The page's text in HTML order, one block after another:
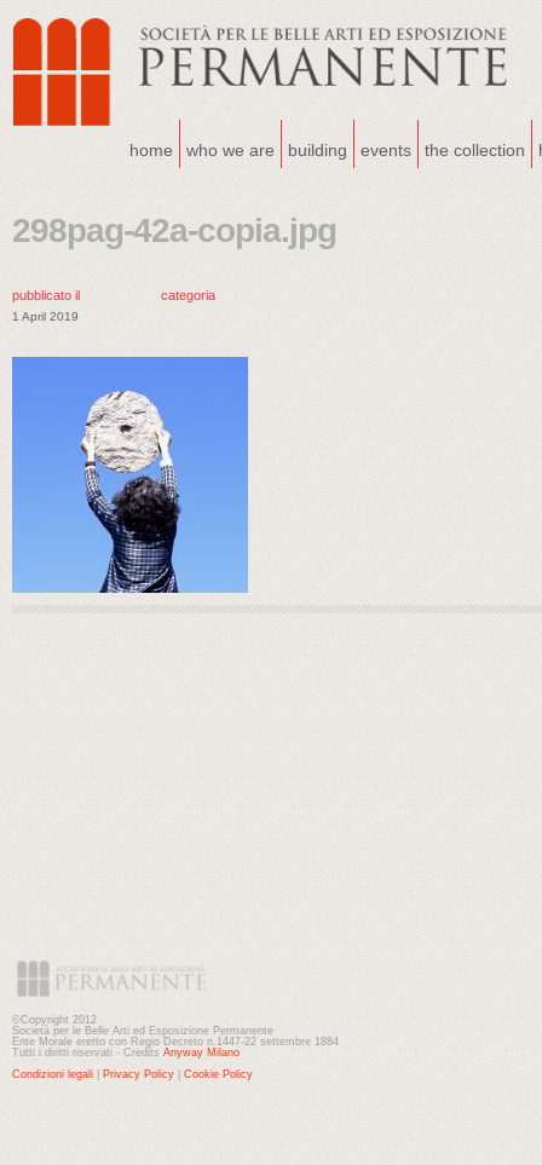
home who we are building events the collection
298pag-42a-copia.jpg
pubblicato il
1 April 2019
categoria
©Copyright 2012
Società per le Belle Arti ed Esposizione Permanente
Ente Morale eretto con Regio Decreto n.1447-22 settembre 1884
Tutti i diritti riservati - Credits Anyway Milano
Condizioni legali
Privacy Policy Cookie Policy